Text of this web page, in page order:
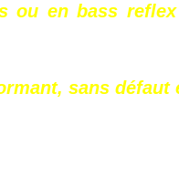
ou en bass
sans